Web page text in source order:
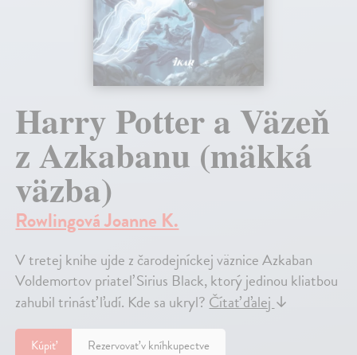
Harry Potter a Väzeň
z Azkabanu (mäkká
väzba)
Rowlingová Joanne K.
V tretej knihe ujde z čarodejníckej väznice Azkaban
Voldemortov priateľ Sirius Black, ktorý jedinou kliatbou
zahubil trinásť ľudí. Kde sa ukryl?Čítať ďalej↓
Kúpiť Rezervovať v kníhkupectve